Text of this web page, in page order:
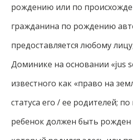
рождению или по
гражданина по рождению
предоставляется любому
Доминике на основании «jus
известного как «право на
статуса его / ее родителей;
ребенок должен быть рожден